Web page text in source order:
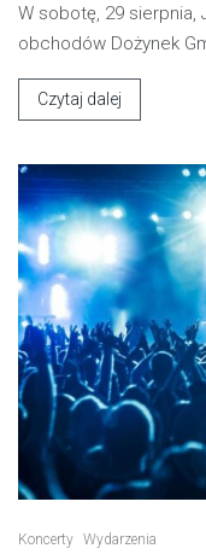
W sobotę, 29
obchodów Dożynek
Czytaj dalej
Koncerty Wydarzenia